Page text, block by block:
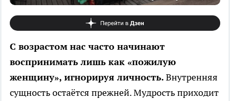
С возрастом нас часто начинают
воспринимать лишь как «пожилую
женщину», игнорируя личность.Внутренняя
сущность остаётся прежней. Мудрость приходит